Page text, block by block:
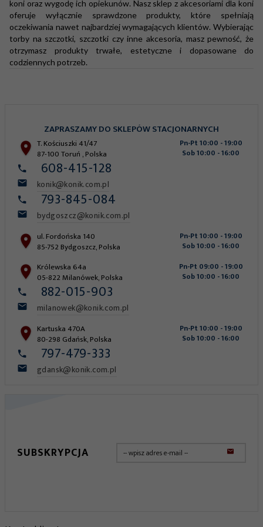
koni oraz wygodę ich opiekunów. Nasz sklep z akcesoriami dla koni
oferuje wyłącznie sprawdzone produkty, które spełniają
oczekiwania nawet najbardziej wymagających klientów. Wybierając
torby na szczotki, szczotki czy inne akcesoria, masz pewność, że
otrzymasz produkty trwałe, estetyczne i dopasowane do
codziennych potrzeb.
608-415-128
konik@konik.com.pl
ZAPRASZAMY DO SKLEPÓW STACJONARNYCH
T. Kościuszki 41/47
87-100Toruń ,Polska
Pn-Pt 10:00 - 19:00
Sob 10:00 - 16:00
882-015-903
milanowek@konik.com.pl
Królewska 64a
05-822 Milanówek,Polska
Pn-Pt 09:00 - 19:00
Sob 10:00 - 16:00
797-479-333
gdansk@konik.com.pl
Kartuska 470A
80-298 Gdańsk,Polska
Pn-Pt 10:00 - 19:00
Sob 10:00 - 16:00
793-845-084
bydgoszcz@konik.com.pl
ul. Fordońska 140
85-752 Bydgoszcz,Polska
Pn-Pt 10:00 - 19:00
Sob 10:00 - 16:00
SUBSKRYPCJA